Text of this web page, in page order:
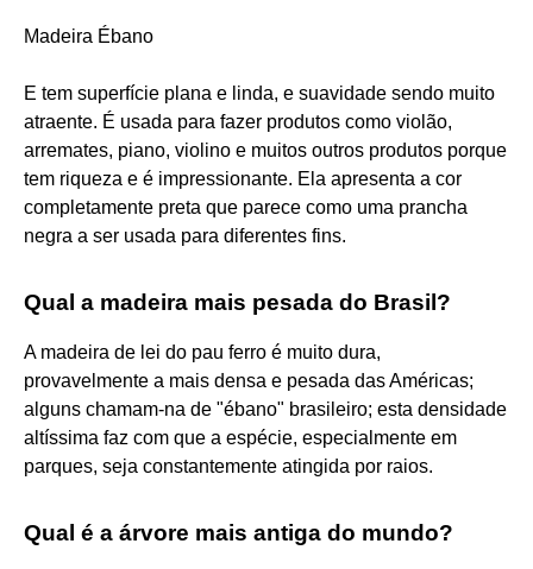
Madeira Ébano
E tem superfície plana e linda, e suavidade sendo muito
atraente. É usada para fazer produtos como violão,
arremates, piano, violino e muitos outros produtos porque
tem riqueza e é impressionante. Ela apresenta a cor
completamente preta que parece como uma prancha
negra a ser usada para diferentes fins.
Qual a madeira mais pesada do Brasil?
A madeira de lei do pau ferro é muito dura,
provavelmente a mais densa e pesada das Américas;
alguns chamam-na de "ébano" brasileiro; esta densidade
altíssima faz com que a espécie, especialmente em
parques, seja constantemente atingida por raios.
Qual é a árvore mais antiga do mundo?